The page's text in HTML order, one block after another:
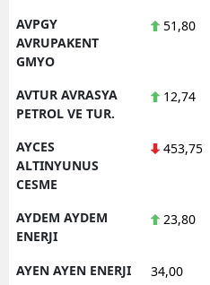
AVPGY
AVRUPAKENT
GMYO
51,80
AVTUR AVRASYA
PETROL VE TUR.
12,74
AYCES
ALTINYUNUS
CESME
453,75
AYDEM AYDEM
ENERJI
23,80
AYEN AYEN ENERJI 34,00